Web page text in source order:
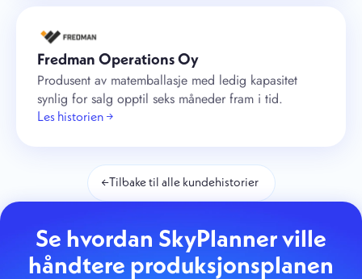
Fredman Operations Oy
Produsent av matemballasje med ledig kapasitet
synlig for salg opptil seks måneder fram i tid.
Les historien →
←Tilbake til alle kundehistorier
Se hvordan SkyPlanner ville
håndtere produksjonsplanen